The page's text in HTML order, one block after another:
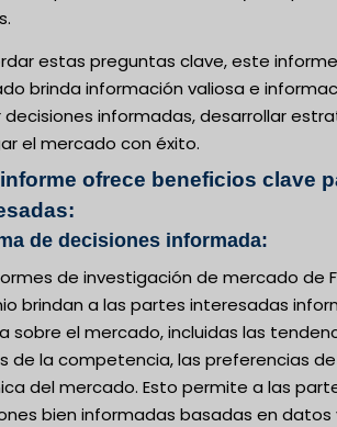
estas preguntas clave, este
brinda información valiosa e
informadas, desarrollar
el mercado con éxito.
ofrece beneficios clave
de decisiones informada:
de investigación de mercado de
brindan a las partes interesadas
sobre el mercado, incluidas las
de la competencia, las preferencias
del mercado. Esto permite a las
bien informadas basadas en